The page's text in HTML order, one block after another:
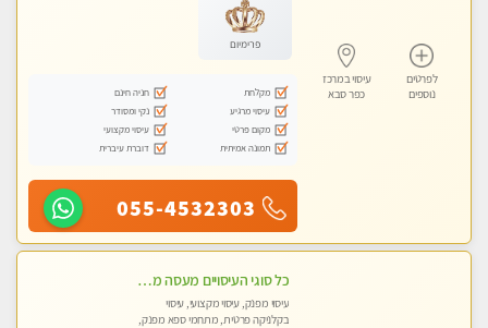
לפרטים
נוספים
עיסוי במרכז
כפר סבא
פרימיום
מקלחת
חניה חינם
עיסוי מרגיע
נקי ומסודר
מקום פרטי
עיסוי מקצועי
תמונה אמיתית
דוברת עיברית
055-4532303
כל סוגי העיסויים מעסה מקצועית ואיכותית פרטי!!!
עיסוי מפנק, עיסוי מקצועי, עיסוי
בקלניקה פרטית, מתחמי ספא מפנק,